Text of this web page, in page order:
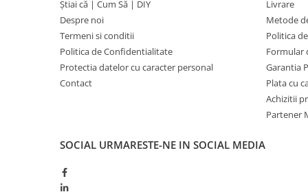
Știai că | Cum Să | DIY
Despre noi
Termeni si conditii
Politica de Confidentialitate
Protectia datelor cu caracter personal
Contact
Livrare
Metode
Politica
Formular
Garantia
Plata cu
Achizitii
Partener
SOCIAL URMARESTE-NE IN SOCIAL MEDIA